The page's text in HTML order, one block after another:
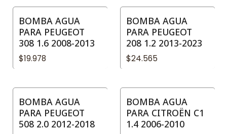
BOMBA AGUA
PARA PEUGEOT
308 1.6 2008-2013
$19.978
BOMBA AGUA
PARA PEUGEOT
208 1.2 2013-2023
$24.565
BOMBA AGUA
PARA PEUGEOT
508 2.0 2012-2018
BOMBA AGUA
PARA CITROËN C1
1.4 2006-2010